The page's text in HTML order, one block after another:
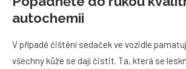
autochemii
V případě čištění sedaček ve vozidle
všechny kůže se dají čistit. Ta, která se